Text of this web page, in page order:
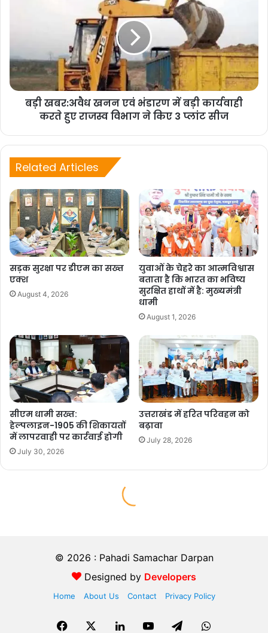
© 2026 : Pahadi Samachar Darpan
Designed by Developers
Home About Us Contact Privacy Policy
Facebook LinkedInYouTubeTelegramWhatsApp